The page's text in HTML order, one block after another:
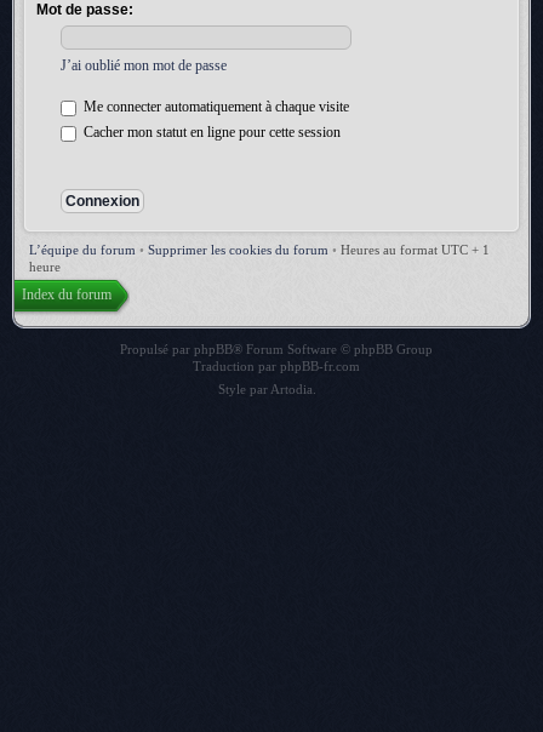
Mot de passe:
J’ai oublié mon mot de passe
Me connecter automatiquement à chaque visite
Cacher mon statut en ligne pour cette session
L’équipe du forum • Supprimer les cookies du forum • Heures au format UTC + 1
heure
Index du forum
Propulsé par phpBB® Forum Software © phpBB Group
Traduction par phpBB-fr.com
Style par Artodia